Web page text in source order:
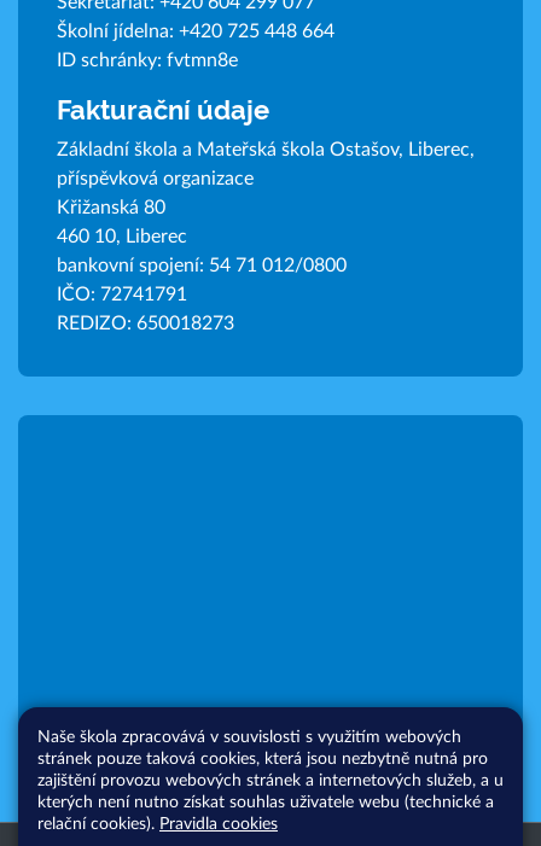
Školní jídelna: +420 725 448 664
ID schránky: fvtmn8e
Fakturační údaje
Základní škola a Mateřská škola Ostašov, Liberec,
příspěvková organizace
Křižanská 80
460 10, Liberec
bankovní spojení: 54 71 012/0800
IČO: 72741791
REDIZO: 650018273
Naše škola zpracovává v souvislosti s využitím webových
stránek pouze taková cookies, která jsou nezbytně nutná pro
zajištění provozu webových stránek a internetových služeb, a u
kterých není nutno získat souhlas uživatele webu (technické a
relační cookies). Pravidla cookies